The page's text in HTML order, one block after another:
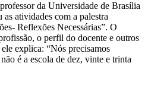
da Universidade de Brasília
atividades com a palestra
Reflexões Necessárias”. O
o perfil do docente e outros
explica: “Nós precisamos
é a escola de dez, vinte e trinta